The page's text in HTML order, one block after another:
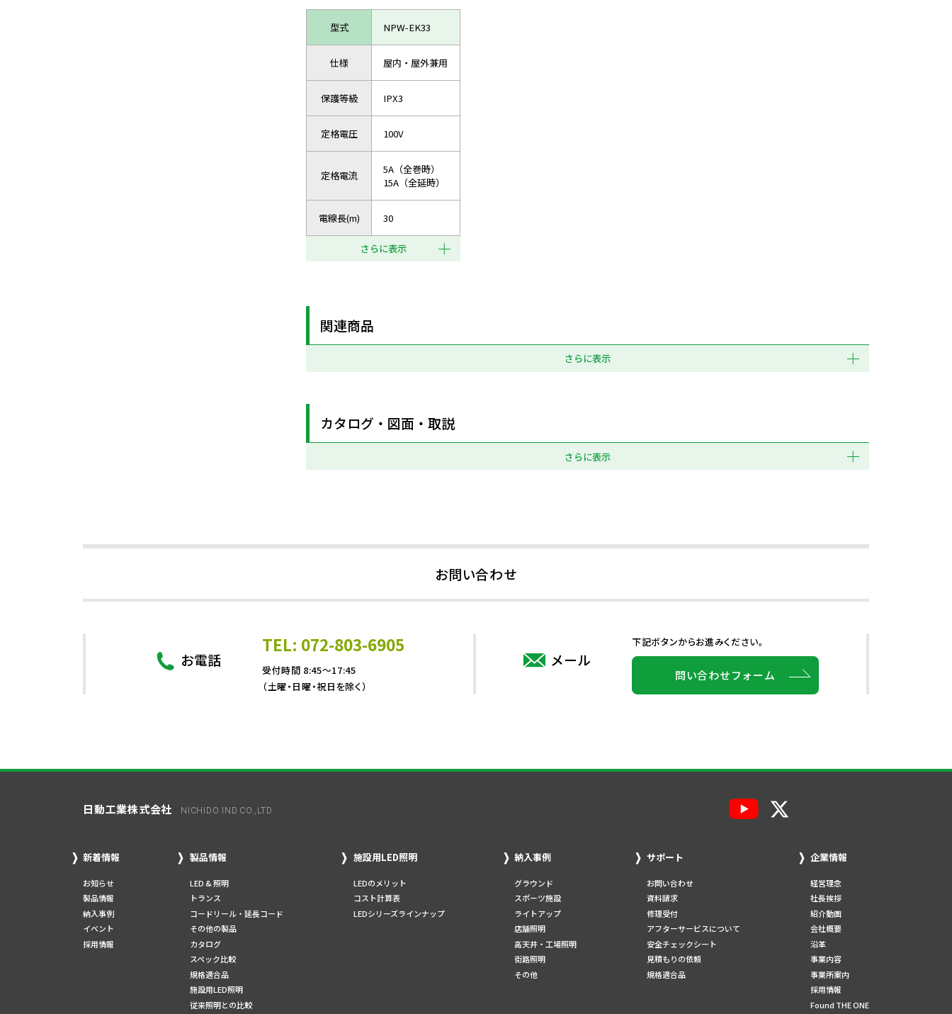
型式 NPW-EK33
仕様 屋内・屋外兼用
保護等級 IPX3
定格電圧 100V
定格電流
5A（全巻時）
15A（全延時）
電線長(m) 30
さらに表示
関連商品
さらに表示
カタログ・図面・取説
さらに表示
お問い合わせ
お電話
TEL: 072-803-6905
受付時間 8:45～17:45
（土曜・日曜・祝日を除く）
メール
下記ボタンからお進みください。
問い合わせフォーム
日動工業株式会社 NICHIDO IND.CO.,LTD.
新着情報
お知らせ
製品情報
納入事例
イベント
採用情報
製品情報
LED & 照明
トランス
コードリール・延長コード
その他の製品
カタログ
スペック比較
規格適合品
施設用LED照明
従来照明との比較
施設用LED照明
LEDのメリット
コスト計算表
LEDシリーズラインナップ
納入事例
グラウンド
スポーツ施設
ライトアップ
店舗照明
高天井・工場照明
街路照明
その他
サポート
お問い合わせ
資料請求
修理受付
アフターサービスについて
安全チェックシート
見積もりの依頼
規格適合品
企業情報
経営理念
社長挨拶
紹介動画
会社概要
沿革
事業内容
事業所案内
採用情報
Found THE ONE